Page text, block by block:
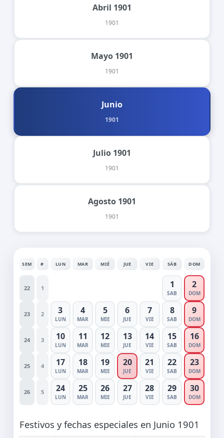
Abril 1901
1901
Mayo 1901
1901
Junio
1901
Julio 1901
1901
Agosto 1901
1901
SEM # LUN MAR MIÉ JUE VIE SÁB DOM
22 1 1
SAB
2
DOM
23 2 3
LUN
4
MAR
5
MIE
6
JUE
7
VIE
8
SAB
9
DOM
24 3 10
LUN
11
MAR
12
MIE
13
JUE
14
VIE
15
SAB
16
DOM
25 4 17
LUN
18
MAR
19
MIE
20
JUE
21
VIE
22
SAB
23
DOM
26 5 24
LUN
25
MAR
26
MIE
27
JUE
28
VIE
29
SAB
30
DOM
Festivos y fechas especiales en Junio 1901